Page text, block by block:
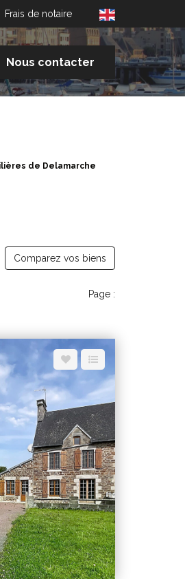
Frais de notaire
Nous contacter
de Delamarche
Comparez vos biens
Page :